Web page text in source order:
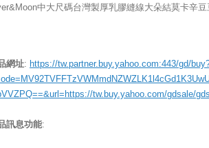
中大尺碼台灣製厚乳膠縫線大朵結莫卡辛豆
網址: https://tw.partner.buy.yahoo.com:443/gd/
tw.buy.yahoo.com/gdsale/
訊息功能: